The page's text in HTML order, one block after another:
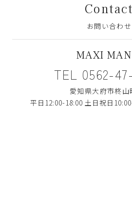
Contact
お問い合わせ
MAXI
TEL 0562-
愛知県大府市柊山
平日12:00-18:00 土日祝日